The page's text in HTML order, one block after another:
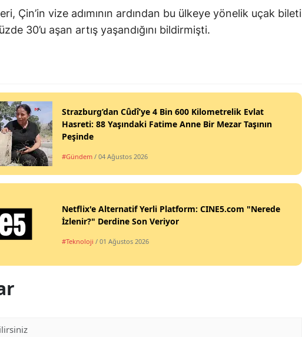
Çin’in vize adımının ardından bu ülkeye yönelik uçak bileti
30’u aşan artış yaşandığını bildirmişti.
Strazburg’dan Cûdî’ye 4 Bin 600 Kilometrelik Evlat
Hasreti: 88 Yaşındaki Fatime Anne Bir Mezar Taşının
Peşinde
#Gündem / 04 Ağustos 2026
Netflix'e Alternatif Yerli Platform: CINE5.com "Nerede
İzlenir?" Derdine Son Veriyor
#Teknoloji / 01 Ağustos 2026